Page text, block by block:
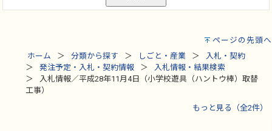
ページの先頭へ
ホーム
分類から探す しごと・産業
入札・契約
発注予定・入札・契約情報
入札情報・結果検索
入札情報／平成28年11月4日（小学校遊具（ハントウ棒）取替
工事）
もっと見る（全2件）